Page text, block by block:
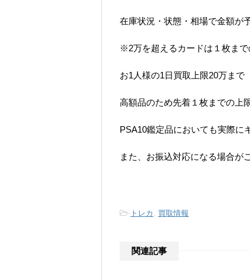
在庫状況・状態・相場で金額が
※2万を超えるカードは１枚まで
お1人様の1日買取上限20万まで
高額品のため先着１枚までの上
PSA10鑑定品においても実際に
また、お振込対応になる場合が
- トレカ , 買取情報
関連記事